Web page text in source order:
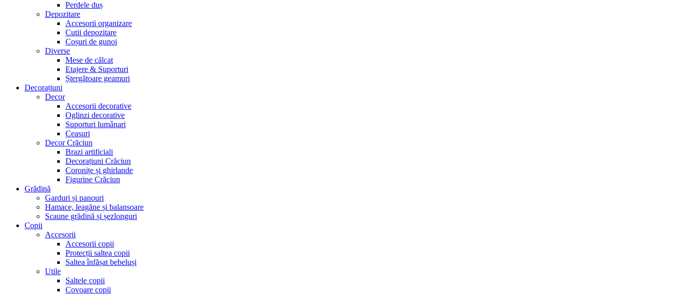
Perdele duș
Depozitare
Accesorii organizare
Cutii depozitare
Coșuri de gunoi
Diverse
Mese de călcat
Etajere & Suporturi
Ștergătoare geamuri
Decorațiuni
Decor
Accesorii decorative
Oglinzi decorative
Suporturi lumânari
Ceasuri
Decor Crăciun
Brazi artificiali
Decorațiuni Crăciun
Coronițe și ghirlande
Figurine Crăciun
Grădină
Garduri și panouri
Hamace, leagăne și balansoare
Scaune grădină și șezlonguri
Copii
Accesorii
Accesorii copii
Protecții saltea copii
Saltea înfășat bebeluși
Utile
Saltele copii
Covoare copii